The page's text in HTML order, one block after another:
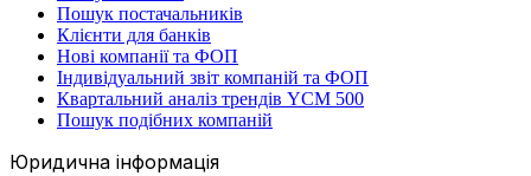
Пошук постачальників
Клієнти для банків
Нові компанії та ФОП
Індивідуальний звіт компаній та ФОП
Квартальний аналіз трендів YCM 500
Пошук подібних компаній
Юридична інформація